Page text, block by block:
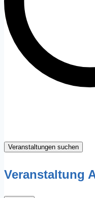
Veranstaltungen suchen
Veranstaltung